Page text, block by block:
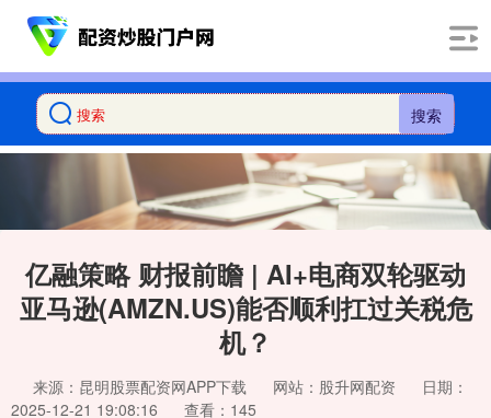
搜索
亿融策略 财报前瞻 | AI+电商双轮驱动
亚马逊(AMZN.US)能否顺利扛过关税危
机？
来源：昆明股票配资网APP下载 网站：股升网配资
日期：
2025-12-21 19:08:16
查看：145